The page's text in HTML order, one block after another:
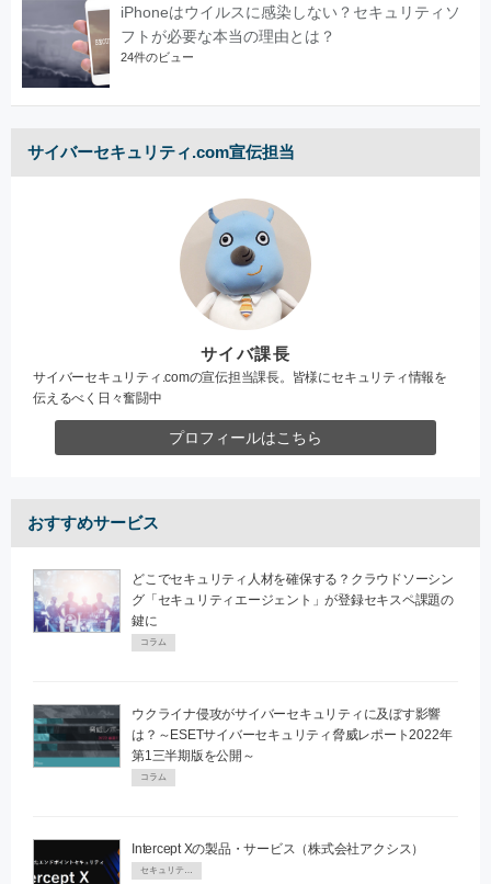
iPhoneはウイルスに感染しない？セキュリティソ
フトが必要な本当の理由とは？
24件のビュー
サイバーセキュリティ.com宣伝担当
サイバ課長
サイバーセキュリティ.comの宣伝担当課長。皆様にセキュリティ情報を
伝えるべく日々奮闘中
プロフィールはこちら
おすすめサービス
どこでセキュリティ人材を確保する？クラウドソーシン
グ「セキュリティエージェント」が登録セキスペ課題の
鍵に
コラム
ウクライナ侵攻がサイバーセキュリティに及ぼす影響
は？～ESETサイバーセキュリティ脅威レポート2022年
第1三半期版を公開～
コラム
Intercept Xの製品・サービス（株式会社アクシス）
セキュリティPR